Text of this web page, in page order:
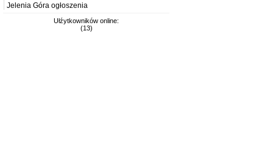
Jelenia Góra ogłoszenia
Ułźytkowników online:
(13)